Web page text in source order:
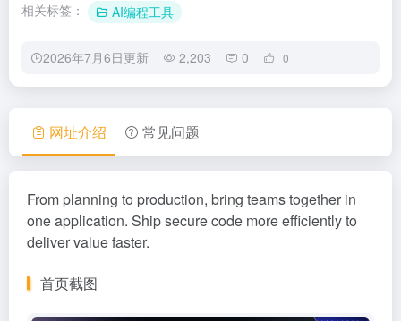
相关标签： AI编程工具
2026年7月6日更新 2,203 0 0
网址介绍 常见问题
From planning to production, bring teams together in
one application. Ship secure code more efficiently to
deliver value faster.
首页截图